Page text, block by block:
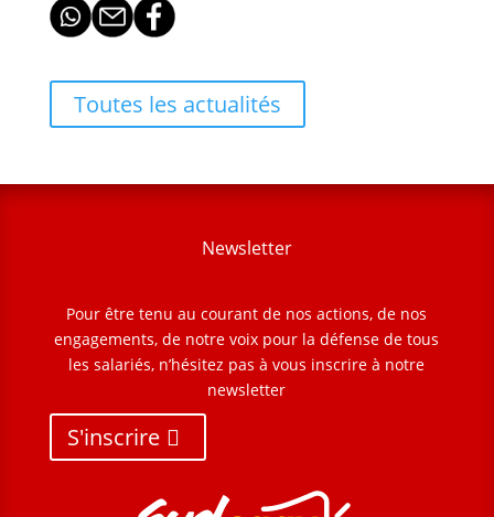
Toutes les actualités
Newsletter
Pour être tenu au courant de nos actions, de nos
engagements, de notre voix pour la défense de tous
les salariés, n’hésitez pas à vous inscrire à notre
newsletter
S'inscrire